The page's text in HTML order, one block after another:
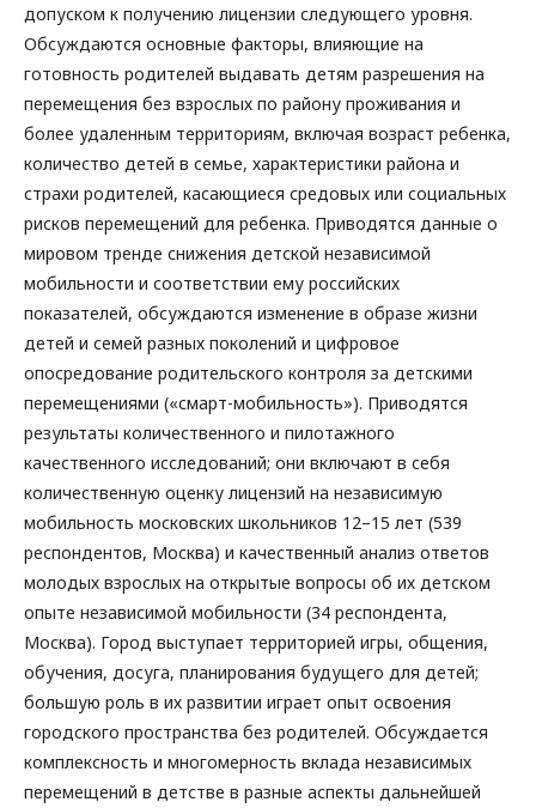
допуском к получению лицензии следующего уровня.
Обсуждаются основные факторы, влияющие на
готовность родителей выдавать детям разрешения на
перемещения без взрослых по району проживания и
более удаленным территориям, включая возраст ребенка,
количество детей в семье, характеристики района и
страхи родителей, касающиеся средовых или социальных
рисков перемещений для ребенка. Приводятся данные о
мировом тренде снижения детской независимой
мобильности и соответствии ему российских
показателей, обсуждаются изменение в образе жизни
детей и семей разных поколений и цифровое
опосредование родительского контроля за детскими
перемещениями («смарт-мобильность»). Приводятся
результаты количественного и пилотажного
качественного исследований; они включают в себя
количественную оценку лицензий на независимую
мобильность московских школьников 12–15 лет (539
респондентов, Москва) и качественный анализ ответов
молодых взрослых на открытые вопросы об их детском
опыте независимой мобильности (34 респондента,
Москва). Город выступает территорией игры, общения,
обучения, досуга, планирования будущего для детей;
большую роль в их развитии играет опыт освоения
городского пространства без родителей. Обсуждается
комплексность и многомерность вклада независимых
перемещений в детстве в разные аспекты дальнейшей